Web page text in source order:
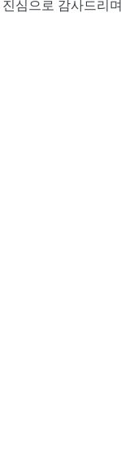
심으로 감사드리며